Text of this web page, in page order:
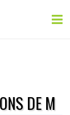
DE M